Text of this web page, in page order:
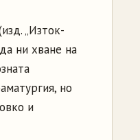
„Изток-
ни хване на
но
и